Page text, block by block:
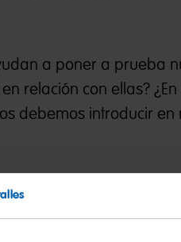
a poner a prueba
relación con ellas?
debemos introducir en